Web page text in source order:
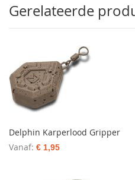
Gerelateerde
Delphin Karperlood Gripper
Vanaf € 1,95